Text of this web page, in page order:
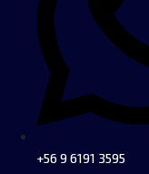
+56 9 6191 3595